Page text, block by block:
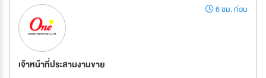
6 ชม. ก่อน
เจ้าหน้าที่ประสานงานขาย